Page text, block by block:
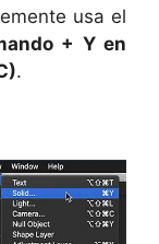
usa el
+ Y en
.